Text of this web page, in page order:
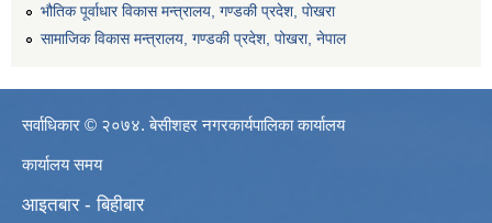
भौतिक पूर्वाधार विकास मन्त्रालय, गण्डकी प्रदेश, पाेखरा
सामाजिक विकास मन्त्रालय, गण्डकी प्रदेश, पोखरा, नेपाल
सर्वाधिकार © २०७४. बेसीशहर नगरकार्यपालिका कार्यालय
कार्यालय समय
आइतबार - बिहीबार